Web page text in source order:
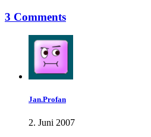
3 Comments
Jan.Profan
2. Juni 2007